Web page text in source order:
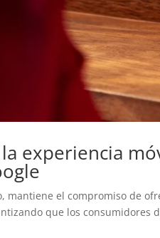
experiencia
mantiene el compromiso de
que los